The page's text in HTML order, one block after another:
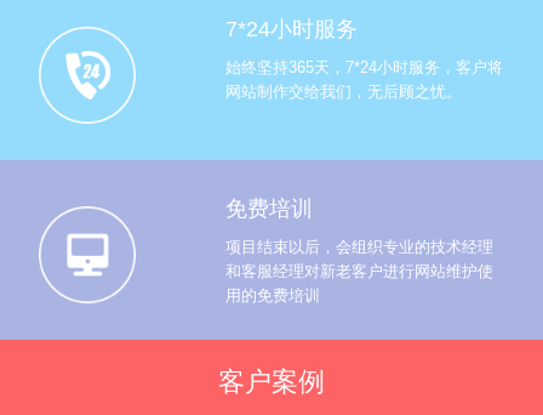
7*24小时服务
始终坚持365天，7*24小时服务，客户将
网站制作交给我们，无后顾之忧。
免费培训
项目结束以后，会组织专业的技术经理
和客服经理对新老客户进行网站维护使
用的免费培训
客户案例